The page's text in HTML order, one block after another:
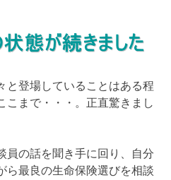
と登場していることはある程
こまで・・・。正直驚きまし
員の話を聞き手に回り、自分
ら最良の生命保険選びを相談